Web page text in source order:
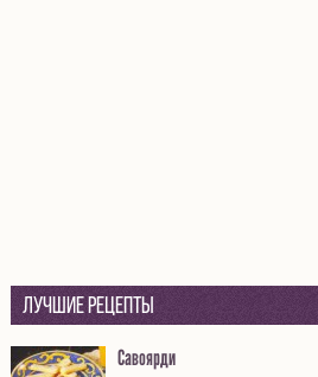
Лучшие рецепты
Савоярди